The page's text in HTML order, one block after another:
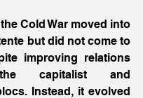
Cold War moved into
but did not come to
improving relations
capitalist and
Instead, it evolved